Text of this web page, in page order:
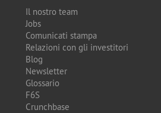
Il nostro team
Jobs
Comunicati stampa
Relazioni con gli investitori
Blog
Newsletter
Glossario
F6S
Crunchbase